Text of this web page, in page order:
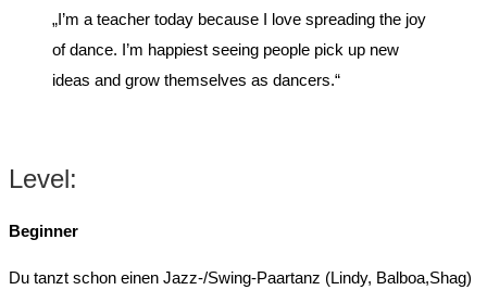
„I’m a teacher today because I love spreading the joy
of dance. I’m happiest seeing people pick up new
ideas and grow themselves as dancers.“
Level:
Beginner
Du tanzt schon einen Jazz-/Swing-Paartanz (Lindy, Balboa,Shag)